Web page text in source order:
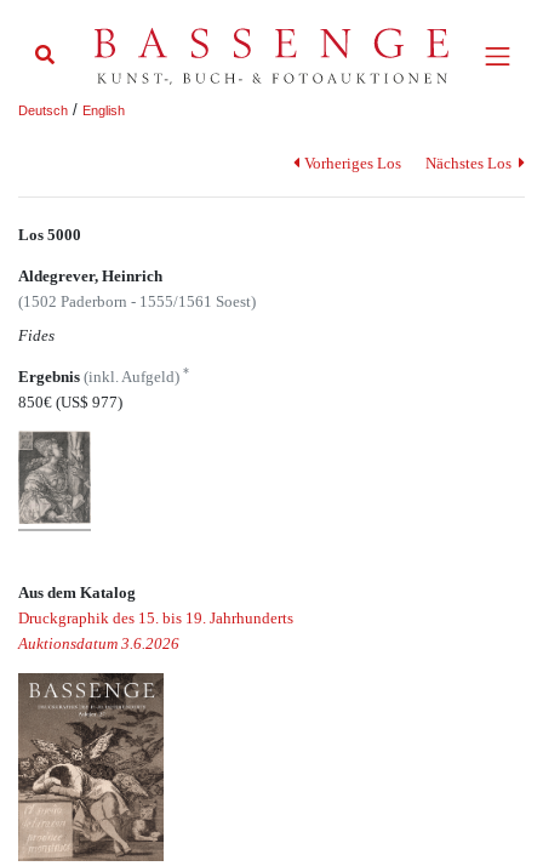
Deutsch / English
Vorheriges Los Nächstes Los
Los 5000
Aldegrever, Heinrich
(1502 Paderborn - 1555/1561 Soest)
Fides
Ergebnis (inkl. Aufgeld) *
850€ (US$ 977)
Aus dem Katalog
Druckgraphik des 15. bis 19. Jahrhunderts
Auktionsdatum 3.6.2026